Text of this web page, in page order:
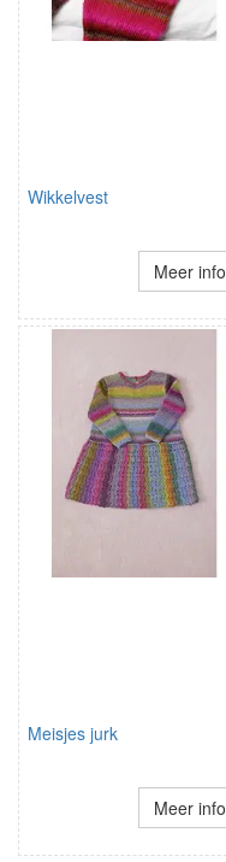
Wikkelvest
Meer info
Meisjes jurk
Meer info